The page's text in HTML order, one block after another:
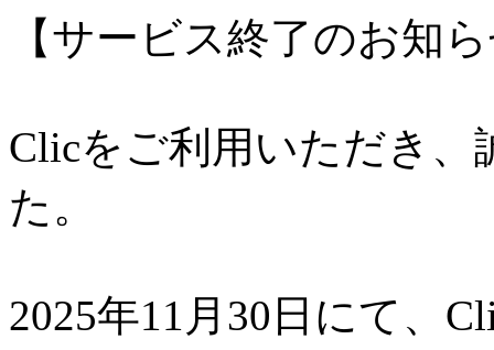
【サービス終了のお知
Clicをご利用いただき
た。
2025年11月30日にて、